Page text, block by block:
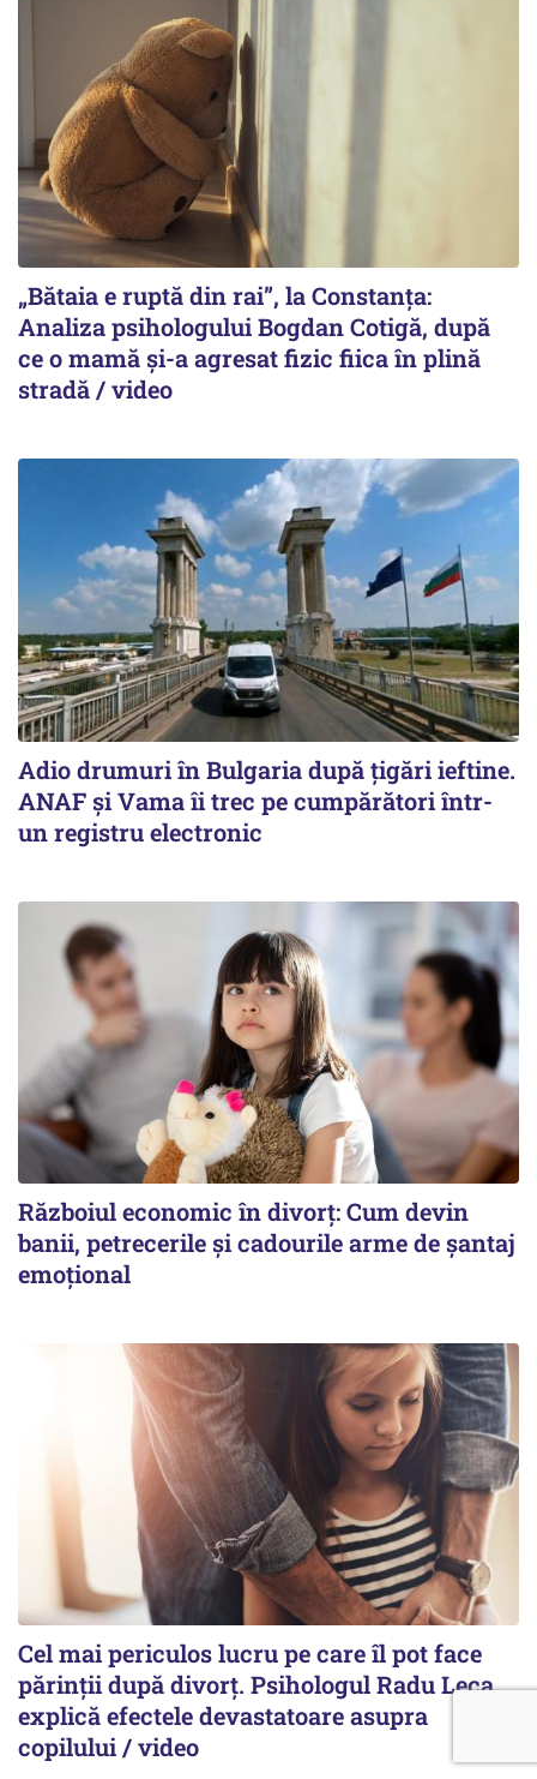
„Bătaia e ruptă din rai”, la Constanța:
Analiza psihologului Bogdan Cotigă, după
ce o mamă și-a agresat fizic fiica în plină
stradă / video
Adio drumuri în Bulgaria după țigări ieftine.
ANAF și Vama îi trec pe cumpărători într-
un registru electronic
Războiul economic în divorț: Cum devin
banii, petrecerile și cadourile arme de șantaj
emoțional
Cel mai periculos lucru pe care îl pot face
părinții după divorț. Psihologul Radu Leca
explică efectele devastatoare asupra
copilului / video